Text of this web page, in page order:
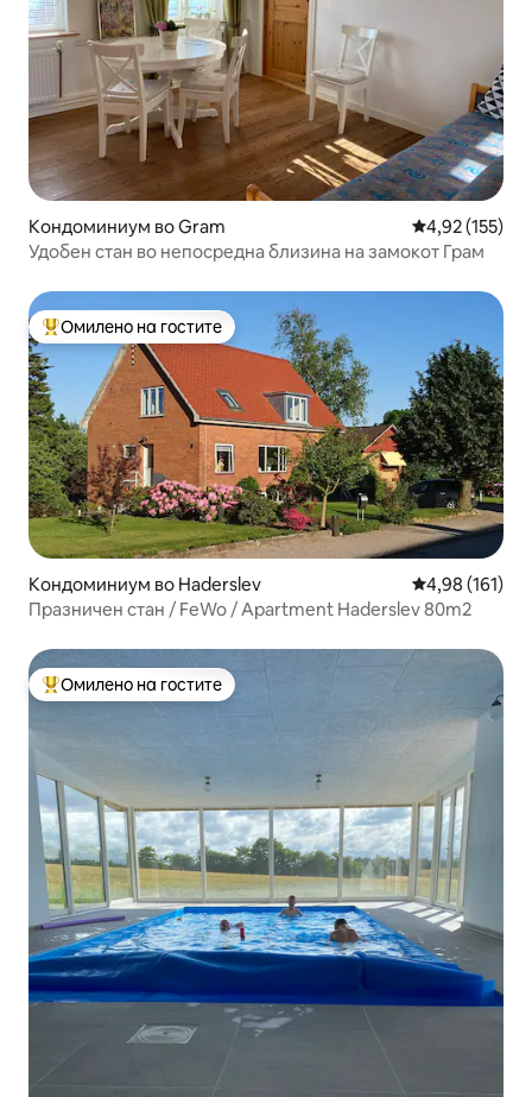
Кондоминиум во Gram Просечна
4,92 (155)
Удобен стан во непосредна близина на замокот Грам
Меѓу најуспешните „Омилени на гостите“
Омилено на гостите
Кондоминиум во Haderslev Просечна
4,98 (161)
Празничен стан / FeWo / Apartment Haderslev 80m2
Меѓу најуспешните „Омилени на гостите“
Омилено на гостите